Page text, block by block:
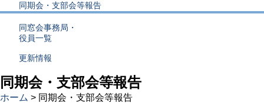
同期会・支部会等報告
同窓会事務局・
役員一覧
更新情報
同期会・支部会等報告
ホーム > 同期会・支部会等報告